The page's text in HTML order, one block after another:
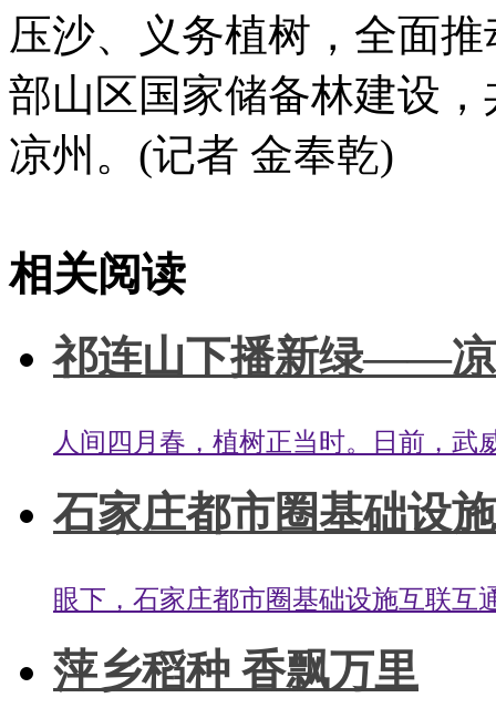
压沙、义务植树，全面
部山区国家储备林建设
凉州。(记者 金奉乾)
相关阅读
祁连山下播新绿——凉
人间四月春，植树正当时。日前，武
石家庄都市圈基础设
眼下，石家庄都市圈基础设施互联互
萍乡稻种 香飘万里